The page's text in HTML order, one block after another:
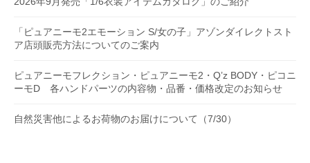
「ピュアニーモ2エモーション S/女の子」アゾンダイレクトスト
ア店頭販売方法についてのご案内
ピュアニーモフレクション・ピュアニーモ2・Q’z BODY・ピコニ
ーモD 各ハンドパーツの内容物・品番・価格改定のお知らせ
自然災害他によるお荷物のお届けについて（7/30）